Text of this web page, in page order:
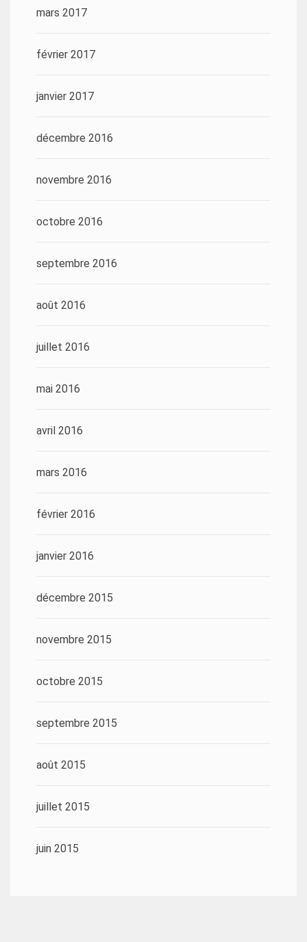
mars 2017
février 2017
janvier 2017
décembre 2016
novembre 2016
octobre 2016
septembre 2016
août 2016
juillet 2016
mai 2016
avril 2016
mars 2016
février 2016
janvier 2016
décembre 2015
novembre 2015
octobre 2015
septembre 2015
août 2015
juillet 2015
juin 2015